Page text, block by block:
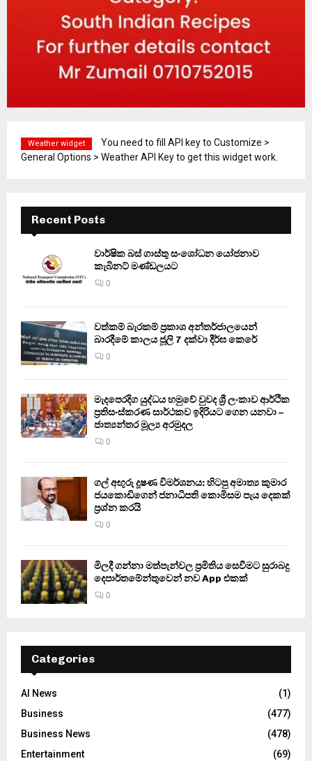
Weather widget
You need to fill API key to Customize >
General Options > Weather API Key to get this widget work.
Recent Posts
වාර්ෂික බස් ගාස්තු සංශෝධන යෝජනාව
කැබිනට් මණ්ඩලයට
0
වත්කම් බැරකම් ප්‍රකාශ අන්තර්ජාලයෙන්
බාරදීමේ කාලය ජූලි 7 දක්වා දීර්ඝ කෙරේ
0
මැදපෙරදිග යුද්ධය හමුවේ වුවද ශ්‍රී ලංකාව ආර්ථික
ප්‍රතිසංස්කරණ සාර්ථකව ඉදිරියට ගෙන යනවා –
ජාත්‍යන්තර මූල්‍ය අරමුදල
0
ගල් අඟුරු දූෂණ විමර්ශනය: හිටපු අමාත්‍ය කුමාර
ජයකොඩිගෙන් ජනාධිපති කොමිසම පැය දෙකක්
ප්‍රශ්න කරයි
0
මිලදී ගන්නා මත්පැන්වල ප්‍රමිතිය සෙවීමට සුරාබදු
දෙපාර්තමේන්තුවෙන් නව App එකක්
0
Categories
AI News
(1)
Business
(477)
Business News
(478)
Entertainment
(69)